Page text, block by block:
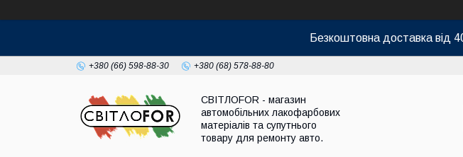
Безкоштовна доставка від
+380 (66) 598-88-30 +380 (68) 578-88-80
СВІТЛОFOR - магазин
автомобільних лакофарбових
матеріалів та супутнього
товару для ремонту авто.